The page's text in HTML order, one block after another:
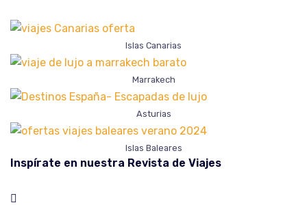
Islas Canarias
Marrakech
Asturias
Islas Baleares
Inspírate en nuestra Revista de Viajes